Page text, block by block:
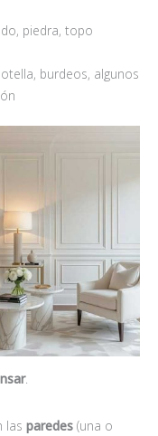
piedra, topo
burdeos, algunos
.
las paredes (una o